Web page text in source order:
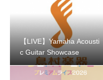
【LIVE】Yamaha Acousti
c Guitar Showcase